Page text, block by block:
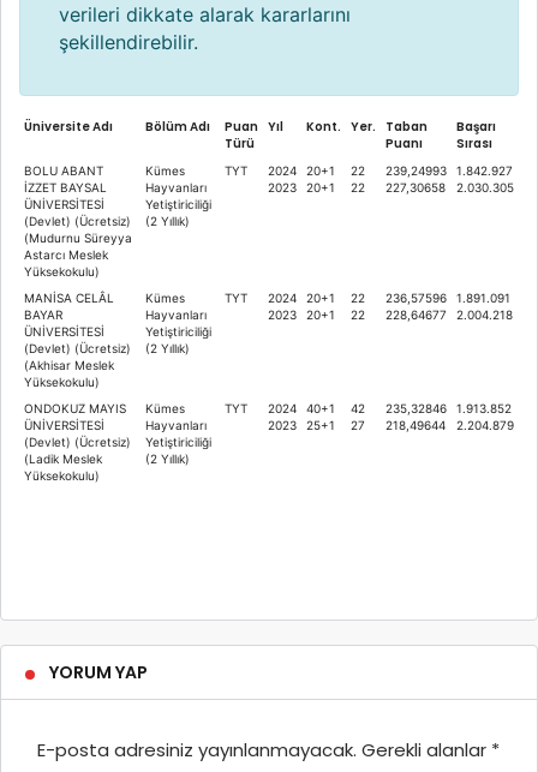
verileri dikkate alarak kararlarını
şekillendirebilir.
Üniversite Adı Bölüm Adı
Puan
Türü
Yıl Kont. Yer.
Taban
Puanı
Başarı
Sırası
BOLU ABANT
İZZET BAYSAL
ÜNİVERSİTESİ
(Devlet) (Ücretsiz)
(Mudurnu Süreyya
Astarcı Meslek
Yüksekokulu)
Kümes
Hayvanları
Yetiştiriciliği
(2 Yıllık)
TYT
2024
2023
20+1
20+1
22
22
239,24993
227,30658
1.842.927
2.030.305
MANİSA CELÂL
BAYAR
ÜNİVERSİTESİ
(Devlet) (Ücretsiz)
(Akhisar Meslek
Yüksekokulu)
Kümes
Hayvanları
Yetiştiriciliği
(2 Yıllık)
TYT
2024
2023
20+1
20+1
22
22
236,57596
228,64677
1.891.091
2.004.218
ONDOKUZ MAYIS
ÜNİVERSİTESİ
(Devlet) (Ücretsiz)
(Ladik Meslek
Yüksekokulu)
Kümes
Hayvanları
Yetiştiriciliği
(2 Yıllık)
TYT
2024
2023
40+1
25+1
42
27
235,32846
218,49644
1.913.852
2.204.879
YORUM YAP
E-posta adresiniz yayınlanmayacak. Gerekli alanlar *